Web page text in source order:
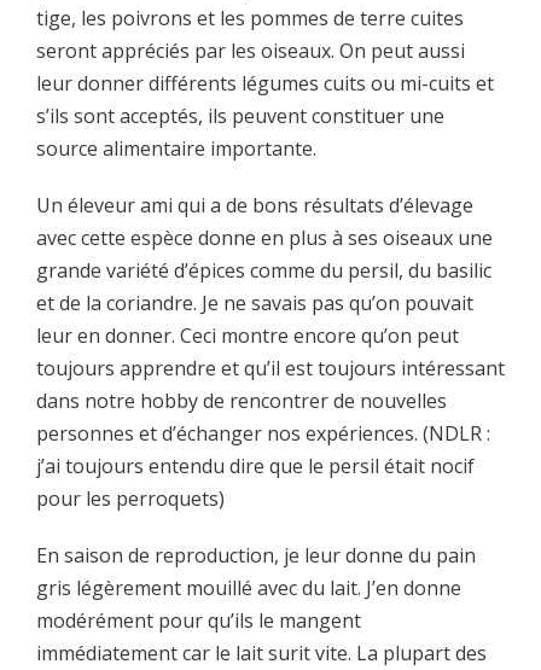
tige, les poivrons et les pommes de terre cuites
seront appréciés par les oiseaux. On peut aussi
leur donner différents légumes cuits ou mi-cuits et
s’ils sont acceptés, ils peuvent constituer une
source alimentaire importante.
Un éleveur ami qui a de bons résultats d’élevage
avec cette espèce donne en plus à ses oiseaux une
grande variété d’épices comme du persil, du basilic
et de la coriandre. Je ne savais pas qu’on pouvait
leur en donner. Ceci montre encore qu’on peut
toujours apprendre et qu’il est toujours intéressant
dans notre hobby de rencontrer de nouvelles
personnes et d’échanger nos expériences. (NDLR :
j’ai toujours entendu dire que le persil était nocif
pour les perroquets)
En saison de reproduction, je leur donne du pain
gris légèrement mouillé avec du lait. J’en donne
modérément pour qu’ils le mangent
immédiatement car le lait surit vite. La plupart des